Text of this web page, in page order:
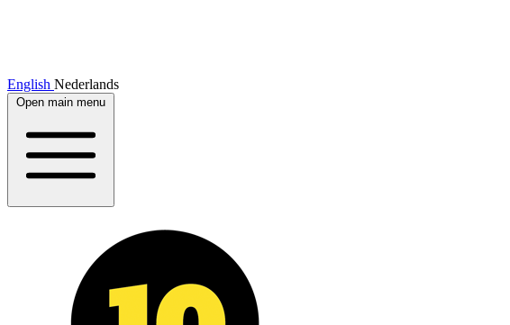
English Nederlands
Open main menu